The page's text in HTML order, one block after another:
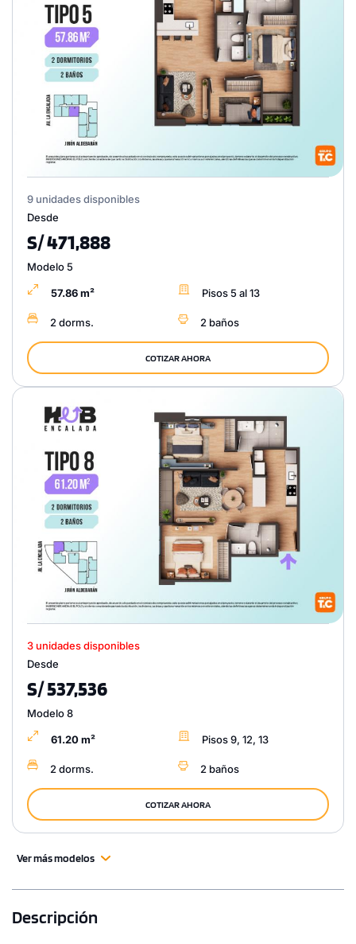
9 unidades disponibles
Desde
S/ 471,888
Modelo 5
57.86 m² Pisos 5 al 13
2 dorms. 2 baños
COTIZAR AHORA
3 unidades disponibles
Desde
S/ 537,536
Modelo 8
61.20 m² Pisos 9, 12, 13
2 dorms. 2 baños
COTIZAR AHORA
Ver más modelos
Descripción